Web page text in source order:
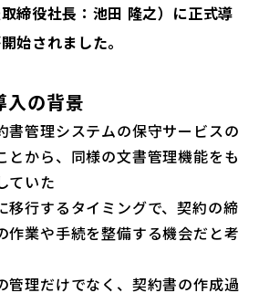
締役社長：池田 隆之）に正式導
始されました。
入の背景
書管理システムの保守サービスの
とから、同様の文書管理機能をも
ていた
移行するタイミングで、契約の締
作業や手続を整備する機会だと考
管理だけでなく、契約書の作成過